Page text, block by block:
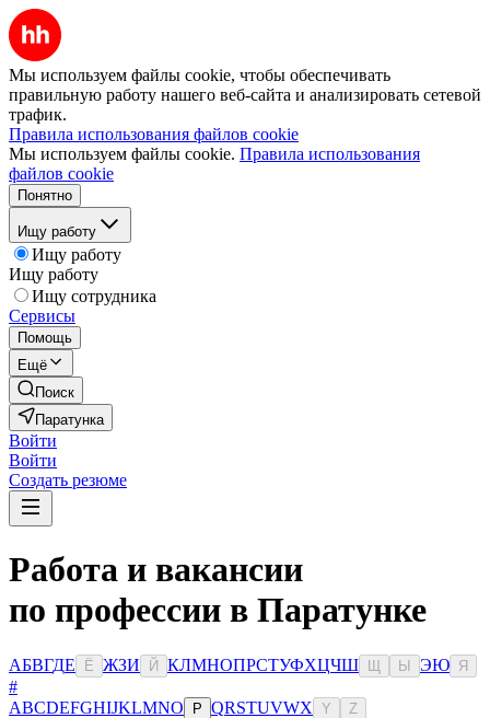
Мы используем файлы cookie, чтобы обеспечивать
правильную работу нашего веб-сайта и анализировать сетевой
трафик.
Правила использования файлов cookie
Мы используем файлы cookie. Правила использования
файлов cookie
Понятно
Ищу работу
Ищу работу
Ищу работу
Ищу сотрудника
Сервисы
Помощь
Ещё
Поиск
Паратунка
Войти
Войти
Создать резюме
Работа и вакансии
по профессии в Паратунке
АБВГДЕ Ё ЖЗИ Й КЛМНОПРСТУФХЦЧШ Ы ЭЮ Я
#
ABCDEFGHIJKLMNO P QRSTUVWX Y Z